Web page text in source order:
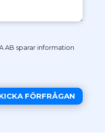
AB sparar information
FÖRFRÅGAN